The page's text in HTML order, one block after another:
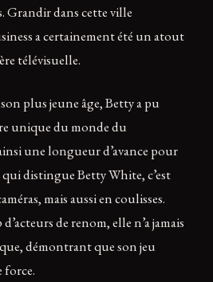
Grandir dans cette ville
a certainement été un atout
télévisuelle.
plus jeune âge, Betty a pu
unique du monde du
une longueur d’avance pour
distingue Betty White, c’est
mais aussi en coulisses.
de renom, elle n’a jamais
démontrant que son jeu
force.